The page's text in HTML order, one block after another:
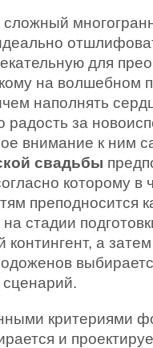
для
на волшебном
наполнять
радость за
внимание к ним
свадьбы
которому в
преподносится
стадии
контингент, а
сценарий.
критериями
и